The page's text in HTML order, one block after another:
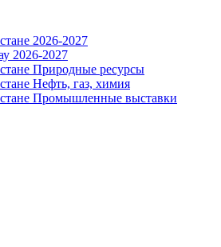
2026-2027
2026-2027
Природные ресурсы
Нефть, газ, химия
Промышленные выставки